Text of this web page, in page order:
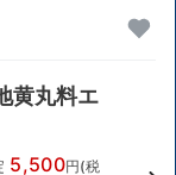
黄丸料エ
5,500円(税